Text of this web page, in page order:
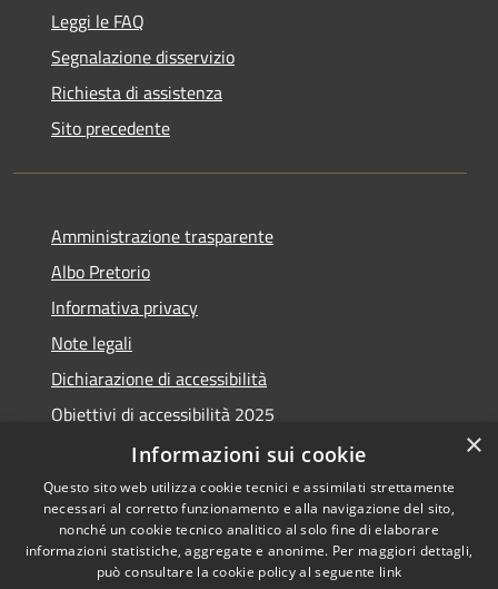
Leggi le FAQ
Segnalazione disservizio
Richiesta di assistenza
Sito precedente
Amministrazione trasparente
Albo Pretorio
Informativa privacy
Note legali
Dichiarazione di accessibilità
Obiettivi di accessibilità 2025
Meccanismo di feedback
RSS
Copyright © 2026 • Comune di
×
Informazioni sui cookie
Questo sito web utilizza cookie tecnici e assimilati strettamente
necessari al corretto funzionamento e alla navigazione del sito,
nonché un cookie tecnico analitico al solo fine di elaborare
informazioni statistiche, aggregate e anonime. Per maggiori dettagli,
può consultare la cookie policy al seguente link